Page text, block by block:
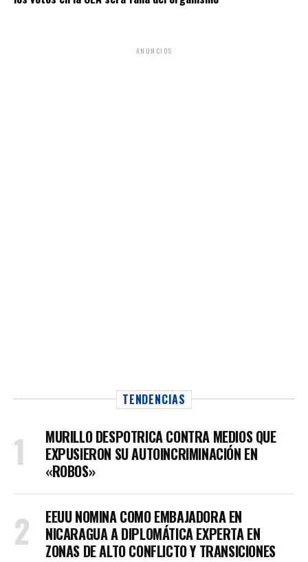
ANUNCIOS
TENDENCIAS
MURILLO DESPOTRICA CONTRA MEDIOS QUE
EXPUSIERON SU AUTOINCRIMINACIÓN EN
«ROBOS»
EEUU NOMINA COMO EMBAJADORA EN
NICARAGUA A DIPLOMÁTICA EXPERTA EN
ZONAS DE ALTO CONFLICTO Y TRANSICIONES